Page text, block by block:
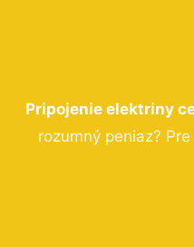
Pripojenie elektriny
rozumný peniaz?